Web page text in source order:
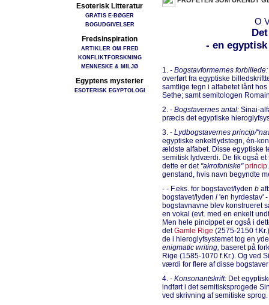
Esoterisk Litteratur
GRATIS E-BØGER
BOGUDGIVELSER
Fredsinspiration
ARTIKLER OM FRED
KONFLIKTFORSKNING
MENNESKE & MILJØ
Egyptens mysterier
ESOTERISK EGYPTOLOGI
O
- en
1. - Bogstavformernes forbillede:
overført fra egyptiske
samtlige tegn i alfabetet lånt
Sethe; samt semitologen
2. - Bogstavernes antal: Sinai-
præcis det egyptiske
3. - Lydbogstavernes princip/
egyptiske enkeltlydstegn, én-
ældste alfabet. Disse egyptiske
semitisk lydværdi. De fik også
dette er det "akrofoniske"princip
genstand, hvis navn begyndte
- - F.eks. for bogstavet/lyden b
bogstavet/lyden l 'en hyrdestav'
bogstavnavne blev konstrueret
en vokal (evt. med en enkelt
Men hele pincippet er også i
detGamle Rige (2575-2150
de i hieroglyfsystemet tog en
enigmatic writing, baseret på
Rige (1585-1070 f.Kr.). Og ved
værdi for flere af disse
4. - Konsonantskrift: Det
indført i det semitisksprogede
ved skrivning af semitiske sprog.